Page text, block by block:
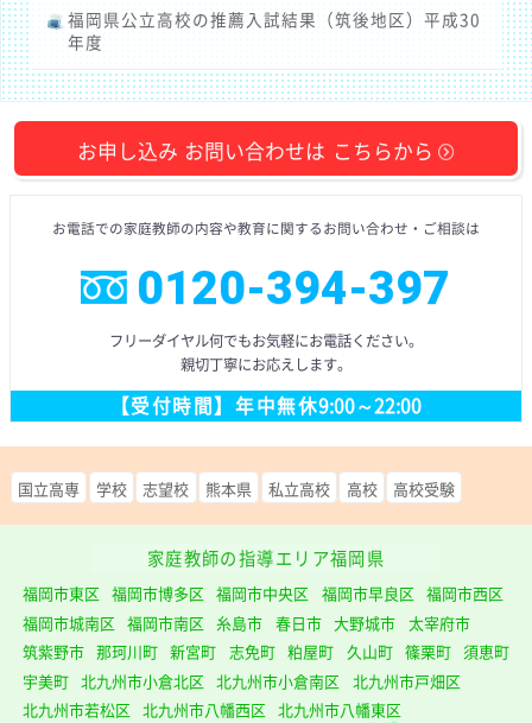
福岡県公立高校の推薦入試結果（筑後地区）平成30
年度
お申し込み お問い合わせは こちらから
お電話での家庭教師の内容や教育に関するお問い合わせ ・ご相談は
0120-394-397
フリーダイヤル何でもお気軽にお電話ください。
親切丁寧にお応えします。
【受付時間】年中無休9:00～22:00
国立高専 学校 志望校 熊本県 私立高校 高校 高校受験
家庭教師の指導エリア福岡県
福岡市東区 福岡市博多区 福岡市中央区 福岡市早良区 福岡市西区
福岡市城南区 福岡市南区 糸島市 春日市 大野城市 太宰府市
筑紫野市 那珂川町 新宮町 志免町 粕屋町 久山町 篠栗町 須恵町
宇美町 北九州市小倉北区 北九州市小倉南区
北九州市戸畑区
北九州市若松区 北九州市八幡西区 北九州市八幡東区